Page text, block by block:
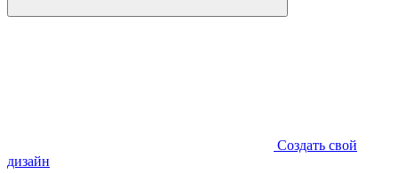
Создать свой
дизайн